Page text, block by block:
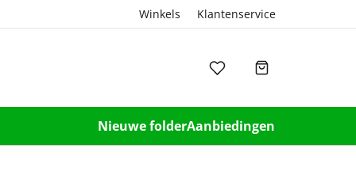
Winkels Klantenservice
Nieuwe folderAanbiedingen